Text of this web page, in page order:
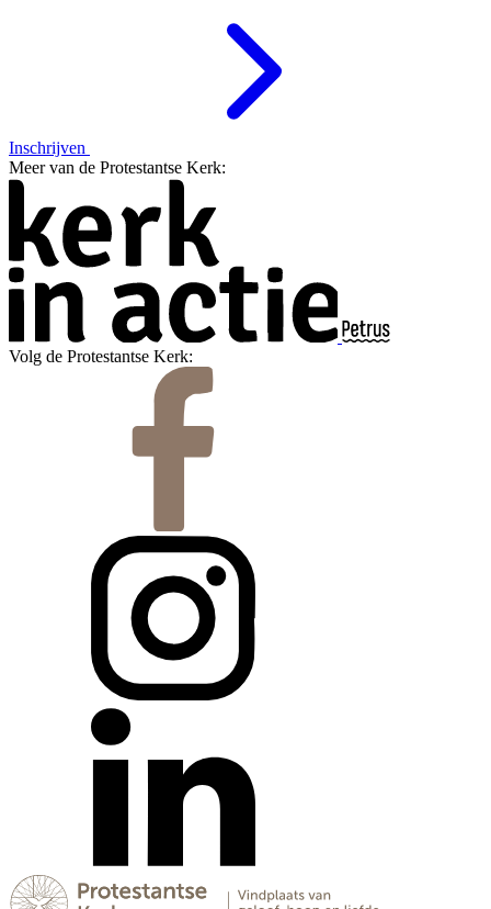
Inschrijven
Meer van de Protestantse Kerk:
Volg de Protestantse Kerk: